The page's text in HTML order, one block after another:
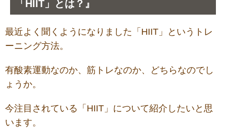
「HIIT」とは？』
最近よく聞くようになりました「HIIT」というトレ
ーニング方法。
有酸素運動なのか、筋トレなのか、どちらなのでし
ょうか。
今注目されている「HIIT」について紹介したいと思
います。